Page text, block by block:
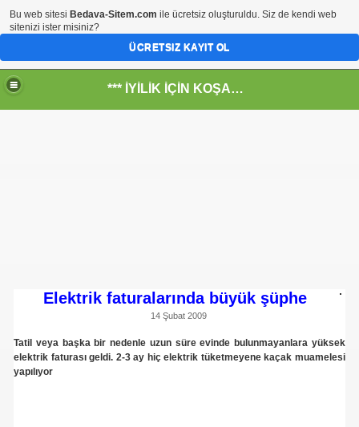
*** İYİLİK İÇİN KOŞANLARIN YERİ***
Elektrik faturalarında büyük şüphe
14 Şubat 2009
Tatil veya başka bir nedenle uzun süre evinde bulunmayanlara yüksek
elektrik faturası geldi. 2-3 ay hiç elektrik tüketmeyene kaçak muamelesi
yapılıyor
Bu web sitesi Bedava-Sitem.com ile ücretsiz oluşturuldu. Siz de kendi web
sitenizi ister misiniz?
ÜCRETSIZ KAYIT OL